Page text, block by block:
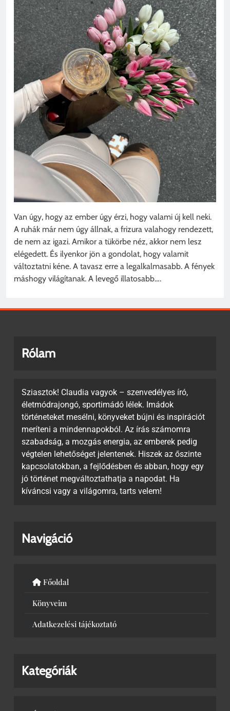
Van úgy, hogy az ember úgy érzi, hogy valami új kell neki.
A ruhák már nem úgy állnak, a frizura valahogy rendezett,
de nem az igazi. Amikor a tükörbe néz, akkor nem lesz
elégedett. És ilyenkor jön a gondolat, hogy valamit
változtatni kéne. A tavasz erre a legalkalmasabb. A fények
máshogy világítanak. A levegő illatosabb….
Rólam
Sziasztok! Claudia vagyok – szenvedélyes író,
életmódrajongó, sportimádó lélek. Imádok
történeteket mesélni, könyveket bújni és inspirációt
meríteni a mindennapokból. Az írás számomra
szabadság, a mozgás energia, az emberek pedig
végtelen lehetőséget jelentenek. Hiszek az őszinte
kapcsolatokban, a fejlődésben és abban, hogy egy
jó történet megváltoztathatja a napodat. Ha
kíváncsi vagy a világomra, tarts velem!
Navigáció
Főoldal
Könyveim
Adatkezelési tájékoztató
Kategóriák